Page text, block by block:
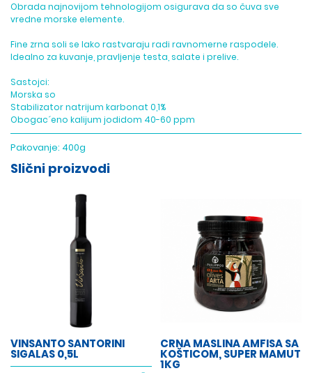
Obrada najnovijom tehnologijom osigurava da so čuva sve
vredne morske elemente.
Fine zrna soli se lako rastvaraju radi ravnomerne raspodele.
Idealno za kuvanje, pravljenje testa, salate i prelive.
Sastojci:
Morska so
Stabilizator natrijum karbonat 0,1%
Obogac´eno kalijum jodidom 40-60 ppm
Pakovanje: 400g
Slični proizvodi
VINSANTO SANTORINI
SIGALAS 0,5L
CRNA MASLINA AMFISA SA
KOŠTICOM, SUPER MAMUT
1KG